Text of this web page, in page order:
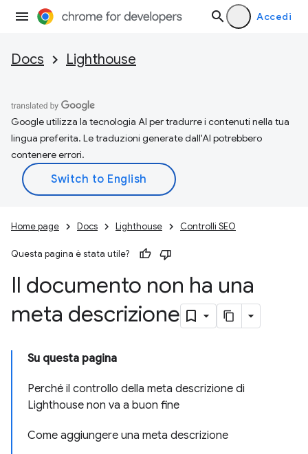
Accedi
Docs Lighthouse
Google utilizza la tecnologia AI per tradurre i contenuti nella tua
lingua preferita. Le traduzioni generate dall'AI potrebbero
contenere errori.
Home page Docs Lighthouse Controlli SEO
Questa pagina è stata utile?
Il documento non ha una
meta descrizione
Su questa pagina
Perché il controllo della meta descrizione di
Lighthouse non va a buon fine
Come aggiungere una meta descrizione